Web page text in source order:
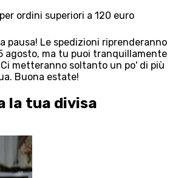
ordini superiori a 120 euro
pausa! Le spedizioni riprenderanno
agosto, ma tu puoi tranquillamente
metteranno soltanto un po' di più
Buona estate!
la tua divisa